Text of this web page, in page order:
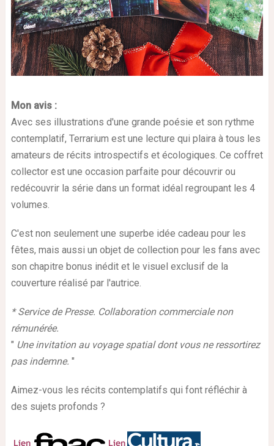
Mon avis :
Avec ses illustrations d'une grande poésie et son rythme
contemplatif, Terrarium est une lecture qui plaira à tous les
amateurs de récits introspectifs et écologiques. Ce coffret
collector est une occasion parfaite pour découvrir ou
redécouvrir la série dans un format idéal regroupant les 4
volumes.
C'est non seulement une superbe idée cadeau pour les
fêtes, mais aussi un objet de collection pour les fans avec
son chapitre bonus inédit et le visuel exclusif de la
couverture réalisé par l'autrice.
* Service de Presse. Collaboration commerciale non
rémunérée.
" Une invitation au voyage spatial dont vous ne ressortirez
pas indemne. "
Aimez-vous les récits contemplatifs qui font réfléchir à
des sujets profonds ?